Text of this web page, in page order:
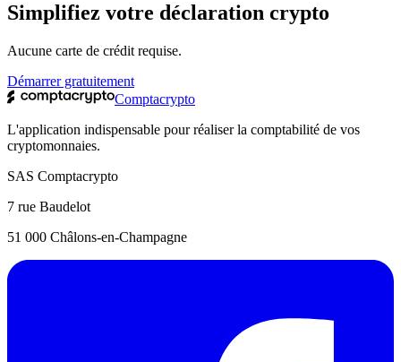
Simplifiez votre déclaration crypto
Aucune carte de crédit requise.
Démarrer gratuitement
Comptacrypto
L'application indispensable pour réaliser la comptabilité de vos
cryptomonnaies.
SAS Comptacrypto
7 rue Baudelot
51 000 Châlons-en-Champagne